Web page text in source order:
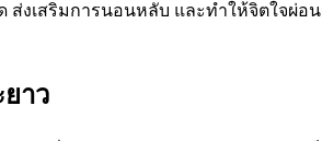
งเสริมการนอนหลับ และทำให้จิตใจผ่อน
ยาว